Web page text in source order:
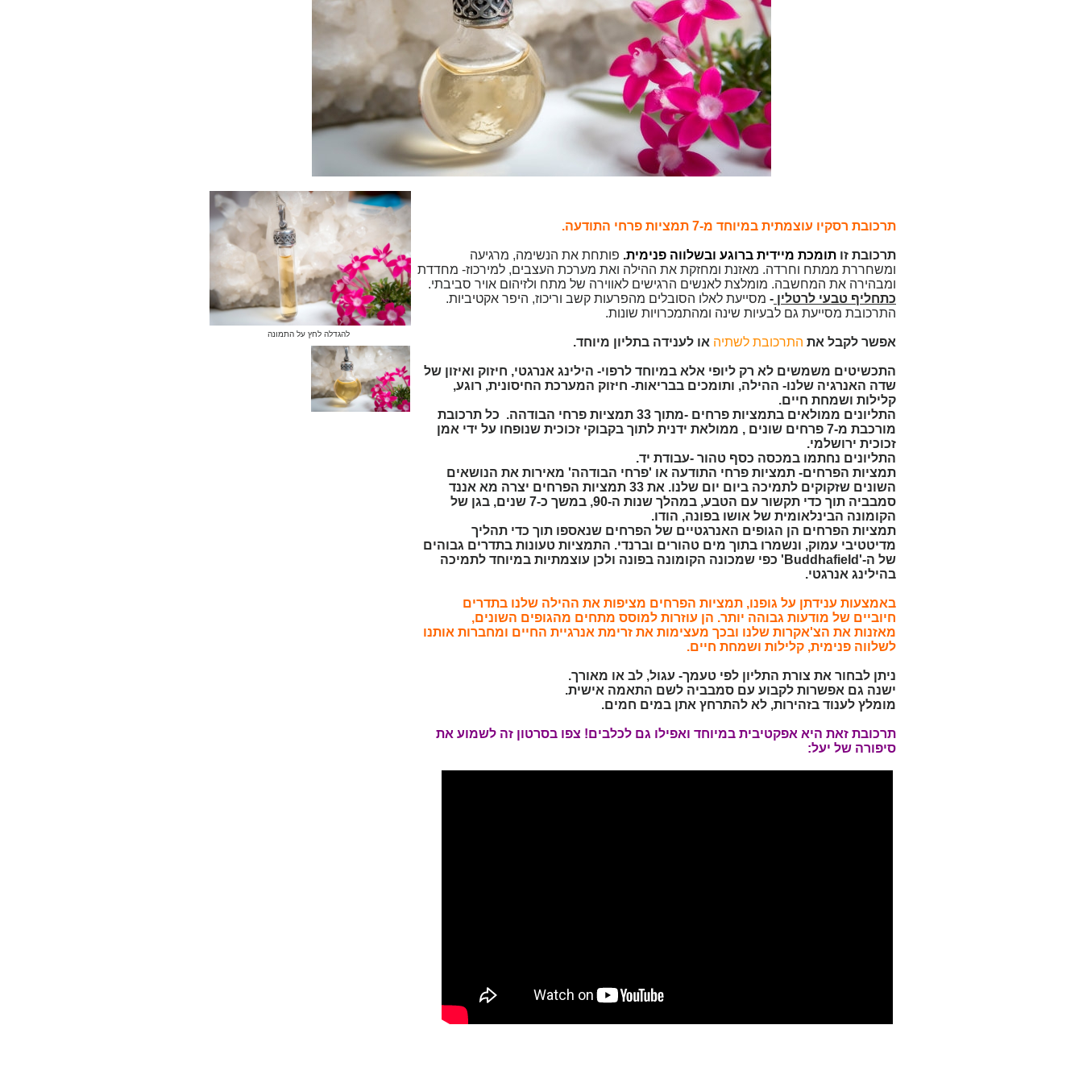
תרכובת רסקיו עוצמתית במיוחד מ-7 תמציות פרחי התודעה.
תרכובת זו תומכת מיידית ברוגע ובשלווה פנימית. פותחת את הנשימה, מרגיעה
ומשחררת ממתח וחרדה. מאזנת ומחזקת את ההילה ואת מערכת העצבים, למירכוז- מחדדת
ומבהירה את המחשבה. מומלצת לאנשים הרגישים לאווירה של מתח ולזיהום אויר סביבתי.
כתחליף טבעי לרטלין - מסייעת לאלו הסובלים מהפרעות קשב וריכוז, היפר אקטיביות.
התרכובת מסייעת גם לבעיות שינה ומהתמכרויות שונות.
אפשר לקבל את התרכובת לשתיה או לענידה בתליון מיוחד.
התכשיטים משמשים לא רק ליופי אלא במיוחד לרפוי- הילינג אנרגטי, חיזוק ואיזון של
שדה האנרגיה שלנו- ההילה, ותומכים בבריאות- חיזוק המערכת החיסונית, רוגע,
קלילות ושמחת חיים.
התליונים ממולאים בתמציות פרחים -מתוך 33 תמציות פרחי הבודהה. כל תרכובת
מורכבת מ-7 פרחים שונים , ממולאת ידנית לתוך בקבוקי זכוכית שנופחו על ידי אמן
זכוכית ירושלמי.
התליונים נחתמו במכסה כסף טהור -עבודת יד.
תמציות הפרחים- תמציות פרחי התודעה או 'פרחי הבודהה' מאירות את הנושאים
השונים שזקוקים לתמיכה ביום יום שלנו. את 33 תמציות הפרחים יצרה מא אננד
סמבביה תוך כדי תקשור עם הטבע, במהלך שנות ה-90, במשך כ-7 שנים, בגן של
הקומונה הבינלאומית של אושו בפונה, הודו.
תמציות הפרחים הן הגופים האנרגטיים של הפרחים שנאספו תוך כדי תהליך
מדיטטיבי עמוק, ונשמרו בתוך מים טהורים וברנדי. התמציות טעונות בתדרים גבוהים
של ה-'Buddhafield' כפי שמכונה הקומונה בפונה ולכן עוצמתיות במיוחד לתמיכה
בהילינג אנרגטי.
באמצעות ענידתן על גופנו, תמציות הפרחים מציפות את ההילה שלנו בתדרים
חיוביים של מודעות גבוהה יותר. הן עוזרות למוסס מתחים מהגופים השונים,
מאזנות את הצ'אקרות שלנו ובכך מעצימות את זרימת אנרגיית החיים ומחברות אותנו
לשלווה פנימית, קלילות ושמחת חיים.
ניתן לבחור את צורת התליון לפי טעמך- עגול, לב או מאורך.
ישנה גם אפשרות לקבוע עם סמבביה לשם התאמה אישית.
מומלץ לענוד בזהירות, לא להתרחץ אתן במים חמים.
תרכובת זאת היא אפקטיבית במיוחד ואפילו גם לכלבים! צפו בסרטון זה לשמוע את
סיפורה של יעל:
להגדלה לחץ על התמונה